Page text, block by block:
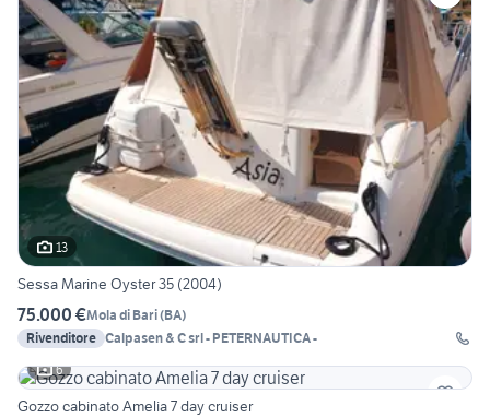
13
Sessa Marine Oyster 35 (2004)
75.000 €Mola di Bari(BA)
Rivenditore Calpasen & C srl - PETERNAUTICA -
6
Gozzo cabinato Amelia 7 day cruiser